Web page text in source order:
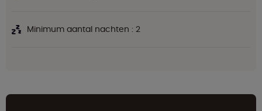
Minimum aantal nachten : 2